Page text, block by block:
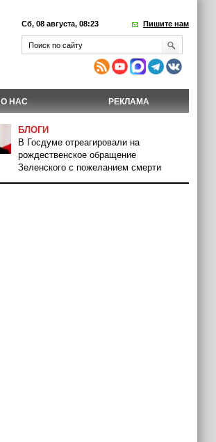
Сб, 08 августа, 08:23 Пишите нам
О НАС РЕКЛАМА
БЛОГИ
В Госдуме отреагировали на
рождественское обращение
Зеленского с пожеланием смерти